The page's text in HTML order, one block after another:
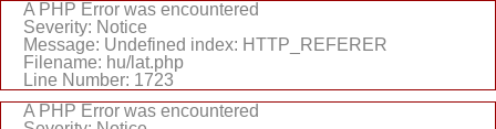
A PHP Error was encountered
Severity: Notice
Message: Undefined index: HTTP_REFERER
Filename: hu/lat.php
Line Number: 1723
A PHP Error was encountered